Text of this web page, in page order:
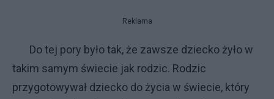
Reklama
Do tej pory było tak, że zawsze dziecko żyło w
takim samym świecie jak rodzic. Rodzic
przygotowywał dziecko do życia w świecie, który